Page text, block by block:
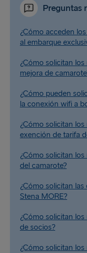
Preguntas
¿Cómo acceden
al embarque
¿Cómo solicitan
mejora de
¿Cómo pueden
la conexión wifi a
¿Cómo solicitan
exención de tarifa
¿Cómo solicitan
del camarote?
¿Cómo solicitan
Stena MORE?
¿Cómo solicitan
de socios?
¿Cómo solicitan